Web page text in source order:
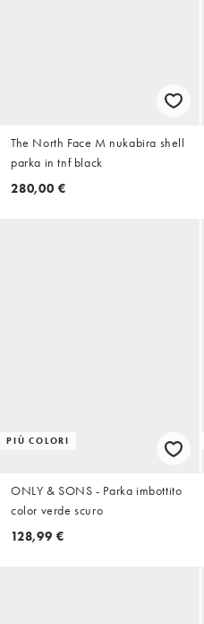
The North Face M nukabira shell
parka in tnf black
280,00 €
PIÙ COLORI
ONLY & SONS - Parka imbottito
color verde scuro
128,99 €